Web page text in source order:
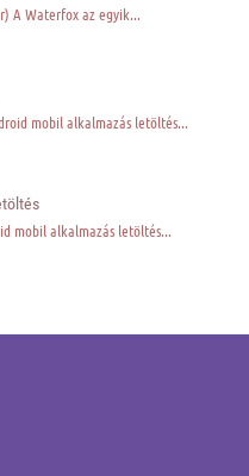
A Waterfox az egyik...
mobil alkalmazás letöltés...
mobil alkalmazás letöltés...